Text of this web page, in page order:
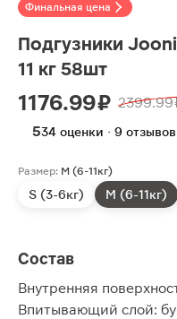
Финальная цена
Подгузники
11 кг 58шт
1176.99 ₽ 2399.99
534 оценки · 9 отзывов
Размер: M (6-11кг)
S (3-6кг) M (6-11кг)
Состав
Внутренняя
Впитывающий слой: